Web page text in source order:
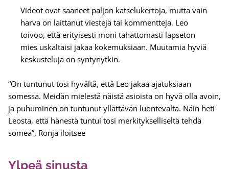
Videot ovat saaneet paljon katselukertoja, mutta vain
harva on laittanut viestejä tai kommentteja. Leo
toivoo, että erityisesti moni tahattomasti lapseton
mies uskaltaisi jakaa kokemuksiaan. Muutamia hyviä
keskusteluja on syntynytkin.
“On tuntunut tosi hyvältä, että Leo jakaa ajatuksiaan
somessa. Meidän mielestä näistä asioista on hyvä olla avoin,
ja puhuminen on tuntunut yllättävän luontevalta. Näin heti
Leosta, että hänestä tuntui tosi merkitykselliseltä tehdä
somea”, Ronja iloitsee
Ylpeä sinusta